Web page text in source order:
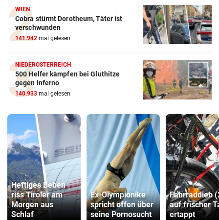
WIEN
Cobra stürmt Dorotheum, Täter ist
verschwunden
141.942 mal gelesen
NIEDERÖSTERREICH
500 Helfer kämpfen bei Gluthitze
gegen Inferno
140.933 mal gelesen
Heftiges Beben
riss Tiroler am
Morgen aus
Schlaf
Ex-Olympionike
spricht offen über
seine Pornosucht
Fahrraddieb
auf frischer
ertappt